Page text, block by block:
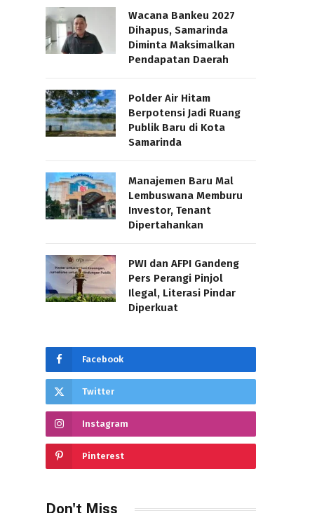
Wacana Bankeu 2027
Dihapus, Samarinda
Diminta Maksimalkan
Pendapatan Daerah
Polder Air Hitam
Berpotensi Jadi Ruang
Publik Baru di Kota
Samarinda
Manajemen Baru Mal
Lembuswana Memburu
Investor, Tenant
Dipertahankan
PWI dan AFPI Gandeng
Pers Perangi Pinjol
Ilegal, Literasi Pindar
Diperkuat
Facebook
Twitter
Instagram
Pinterest
Don't Miss